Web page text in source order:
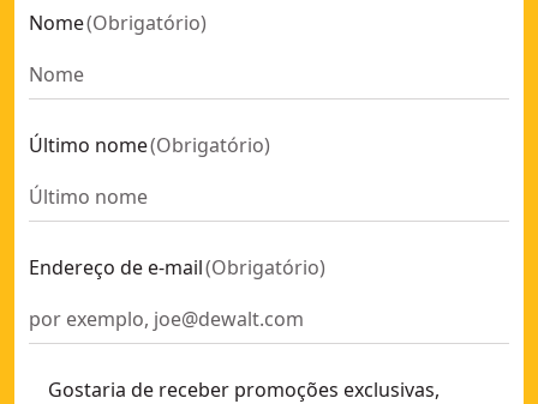
Organizador - ½ TOUGHSYSTEM® 2.0
Bolsa de acesso Completo 16" DEWALT® Pro
Mochila DEWALT® Edição McLaren- SKU:DWST60122-1
CAIXA DE FERRAMENTAS PROFUNDA COM ALÇA DE
Suporte de ferramentas para TOUGHSYSTEM® 2.0 DXL
Mochila com rodas DEWALT® edição McLaren
Caixa Aberta TSTAK®- SKU:DWST1-71228
Bolsa de grande capacidade com rodas
Nome(Obrigatório)
Último nome(Obrigatório)
Endereço de e-mail(Obrigatório)
Gostaria de receber promoções exclusivas,